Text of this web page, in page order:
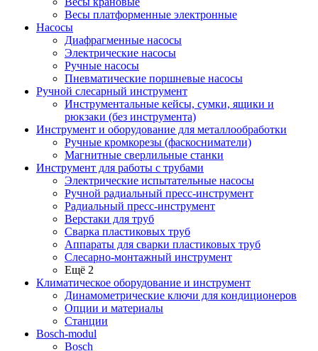
Весы платформенные электронные
Насосы
Диафрагменные насосы
Электрические насосы
Ручные насосы
Пневматические поршневые насосы
Ручной слесарный инструмент
Инструментальные кейсы, сумки, ящики и
рюкзаки (без инструмента)
Инструмент и оборудование для металлообработки
Ручные кромкорезы (фаскосниматели)
Магнитные сверлильные станки
Инструмент для работы с трубами
Электрические испытательные насосы
Ручной радиальный пресс-инструмент
Радиальный пресс-инструмент
Верстаки для труб
Сварка пластиковых труб
Аппараты для сварки пластиковых труб
Слесарно-монтажный инструмент
Ещё 2
Климатическое оборудование и инструмент
Динамометрические ключи для кондиционеров
Опции и материалы
Станции
Bosch-modul
Bosch